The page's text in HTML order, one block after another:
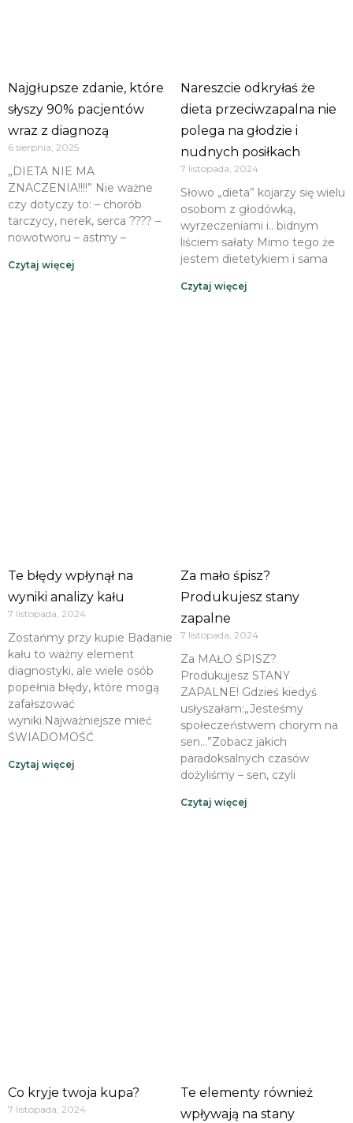
Najgłupsze zdanie, które
słyszy 90% pacjentów
wraz z diagnozą
6 sierpnia, 2025
„DIETA NIE MA
ZNACZENIA!!!!” Nie ważne
czy dotyczy to: – chorób
tarczycy, nerek, serca ???? –
nowotworu – astmy –
Czytaj więcej
Nareszcie odkryłaś że
dieta przeciwzapalna nie
polega na głodzie i
nudnych posiłkach
7 listopada, 2024
Słowo „dieta” kojarzy się wielu
osobom z głodówką,
wyrzeczeniami i.. bidnym
liściem sałaty Mimo tego że
jestem dietetykiem i sama
Czytaj więcej
Te błędy wpłynął na
wyniki analizy kału
7 listopada, 2024
Zostańmy przy kupie Badanie
kału to ważny element
diagnostyki, ale wiele osób
popełnia błędy, które mogą
zafałszować
wyniki.Najważniejsze mieć
ŚWIADOMOŚĆ
Czytaj więcej
Za mało śpisz?
Produkujesz stany
zapalne
7 listopada, 2024
Za MAŁO ŚPISZ?
Produkujesz STANY
ZAPALNE! Gdzieś kiedyś
usłyszałam:„Jesteśmy
społeczeństwem chorym na
sen…”Zobacz jakich
paradoksalnych czasów
dożyliśmy – sen, czyli
Czytaj więcej
Co kryje twoja kupa?
7 listopada, 2024
Te elementy również
wpływają na stany